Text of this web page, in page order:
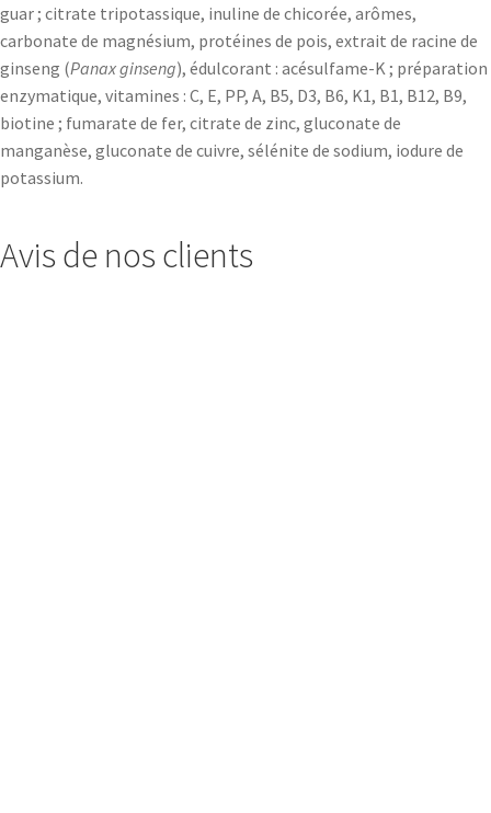
guar ; citrate tripotassique, inuline de chicorée, arômes,
carbonate de magnésium, protéines de pois, extrait de racine de
ginseng (Panax ginseng), édulcorant : acésulfame-K ; préparation
enzymatique, vitamines : C, E, PP, A, B5, D3, B6, K1, B1, B12, B9,
biotine ; fumarate de fer, citrate de zinc, gluconate de
manganèse, gluconate de cuivre, sélénite de sodium, iodure de
potassium.
Avis de nos clients